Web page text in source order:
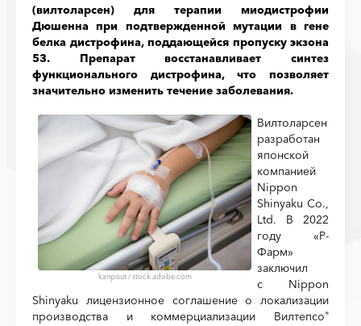
(вилтоларсен) для терапии миодистрофии
Дюшенна при подтвержденной мутации в гене
белка дистрофина, поддающейся пропуску экзона
53. Препарат восстанавливает синтез
функционального дистрофина, что позволяет
значительно изменить течение заболевания.
kanpisut/stock.adobe.com
Вилтоларсен
разработан
японской
компанией
Nippon
Shinyaku Co.,
Ltd. В 2022
году «Р-
Фарм»
заключил
с Nippon
Shinyaku лицензионное соглашение о локализации
производства и коммерциализации Вилтепсо®